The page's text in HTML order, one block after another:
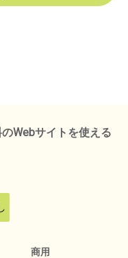
Webサイトを使える
商用